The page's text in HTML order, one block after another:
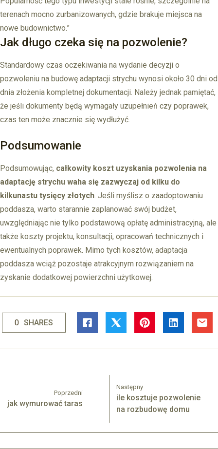
terenach mocno zurbanizowanych, gdzie brakuje miejsca na
nowe budownictwo.”
Jak długo czeka się na pozwolenie?
Standardowy czas oczekiwania na wydanie decyzji o
pozwoleniu na budowę adaptacji strychu wynosi około 30 dni od
dnia złożenia kompletnej dokumentacji. Należy jednak pamiętać,
że jeśli dokumenty będą wymagały uzupełnień czy poprawek,
czas ten może znacznie się wydłużyć.
Podsumowanie
Podsumowując, całkowity koszt uzyskania pozwolenia na
adaptację strychu waha się zazwyczaj od kilku do
kilkunastu tysięcy złotych. Jeśli myślisz o zaadoptowaniu
poddasza, warto starannie zaplanować swój budżet,
uwzględniając nie tylko podstawową opłatę administracyjną, ale
także koszty projektu, konsultacji, opracowań technicznych i
ewentualnych poprawek. Mimo tych kosztów, adaptacja
poddasza wciąż pozostaje atrakcyjnym rozwiązaniem na
zyskanie dodatkowej powierzchni użytkowej.
0 SHARES
Poprzedni
jak wymurować taras
Następny
ile kosztuje pozwolenie
na rozbudowę domu